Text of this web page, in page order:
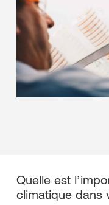
Quelle est
climatique dans